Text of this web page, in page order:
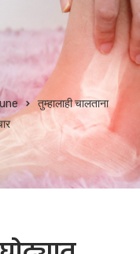
तुम्हालाही चालताना